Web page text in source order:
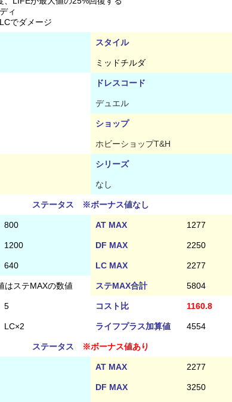
ィ
でダメージ
スタイル
ミッドチルダ
ドレスコード
デュエル
ショップ
ホビーショップT&H
シリーズ
なし
ステータス ※ボーナス値なし
800 AT MAX 1277
1200 DF MAX 2250
640 LC MAX 2277
はステMAXの数値 ステMAX合計 5804
5 コスト比 1160.8
LC×2 ライフプラス加算値 4554
ステータス ※ボーナス値あり
AT MAX 2277
DF MAX 3250